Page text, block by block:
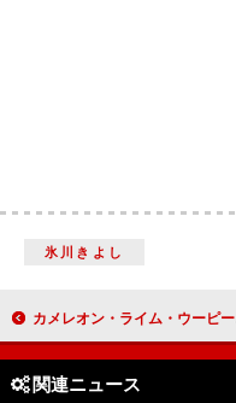
氷川きよし
カメレオン・ライム・ウーピーパイ、イギリスで撮影された「So-so Life」MV公開
関連ニュース